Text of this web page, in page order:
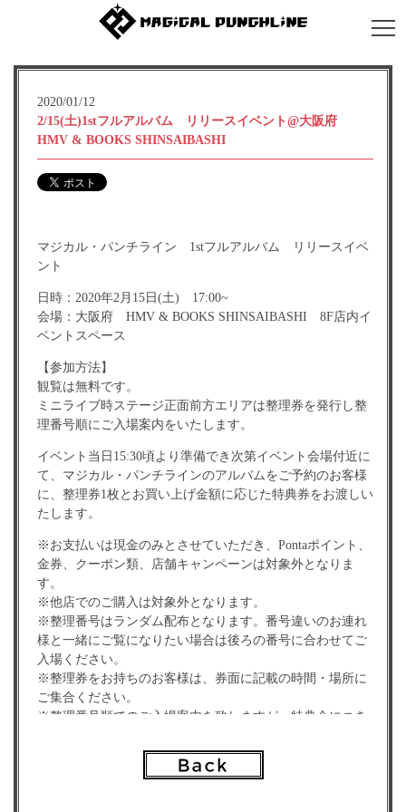
2020/01/12
2/15(土)1stフルアルバム リリースイベント@大阪府
HMV & BOOKS SHINSAIBASHI
マジカル・パンチライン 1stフルアルバム リリースイベ
ント
日時：2020年2月15日(土) 17:00~
会場：大阪府 HMV & BOOKS SHINSAIBASHI 8F店内イ
ベントスペース
【参加方法】
観覧は無料です。
ミニライブ時ステージ正面前方エリアは整理券を発行し整
理番号順にご入場案内をいたします。
イベント当日15:30頃より準備でき次第イベント会場付近に
て、マジカル・パンチラインのアルバムをご予約のお客様
に、整理券1枚とお買い上げ金額に応じた特典券をお渡しい
たします。
※お支払いは現金のみとさせていただき、Pontaポイント、
金券、クーポン類、店舗キャンペーンは対象外となりま
す。
※他店でのご購入は対象外となります。
※整理番号はランダム配布となります。番号違いのお連れ
様と一緒にご覧になりたい場合は後ろの番号に合わせてご
入場ください。
※整理券をお持ちのお客様は、券面に記載の時間・場所に
ご集合ください。
※整理番号順でのご入場案内を致しますが、特典会につき